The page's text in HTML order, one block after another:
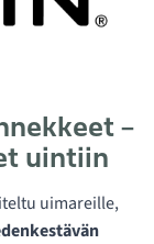
–
uintiin
uimareille,